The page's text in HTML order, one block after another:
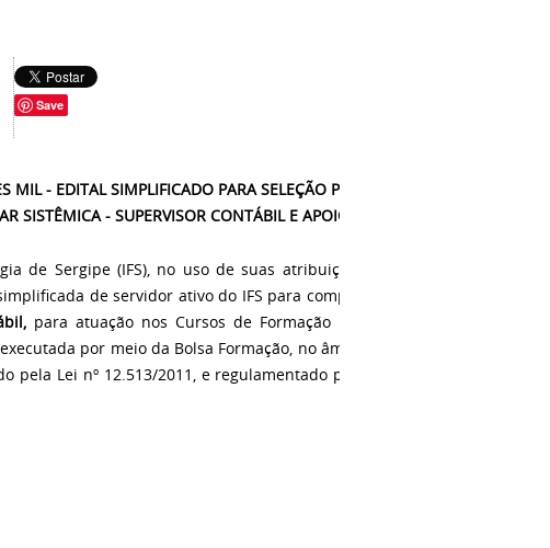
Save
- EDITAL SIMPLIFICADO PARA SELEÇÃO PÚBLICA PARA SERVIDORES
SISTÊMICA - SUPERVISOR CONTÁBIL E APOIO CONTÁBIL.
de Sergipe (IFS), no uso de suas atribuições legais, torna pública a
de servidor ativo do IFS para compor a equipe multidisplinar
para atuação nos Cursos de Formação Inicial e Continuada – FIC,
por meio da Bolsa Formação, no âmbito do Programa Nacional
pela Lei nº 12.513/2011, e regulamentado pela Portarianº 817/MEC, de